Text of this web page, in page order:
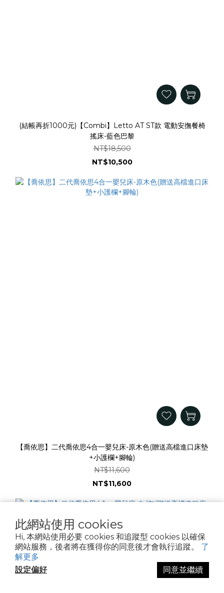
此網站使用 cookies
Hi, 本網站使用必要 cookies 和追蹤型 cookies 以確保
網站服務，後者將在獲得你的同意後才會執行追蹤。 了
解更多
設定偏好
同意並繼續
(結帳再折1000元)【Combi】Letto AT ST款 電動安撫餐椅
搖床-藍色巴黎
NT$18,500
NT$10,500
【喬依思】二代喬依思4合一嬰兒床-原木色(贈送高檔進口床墊
+小護欄+腳輪)
NT$11,600
NT$11,600